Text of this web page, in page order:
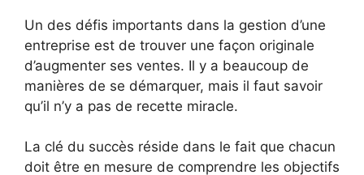
Un des défis importants dans la gestion d’une
entreprise est de trouver une façon originale
d’augmenter ses ventes. Il y a beaucoup de
manières de se démarquer, mais il faut savoir
qu’il n’y a pas de recette miracle.
La clé du succès réside dans le fait que chacun
doit être en mesure de comprendre les objectifs